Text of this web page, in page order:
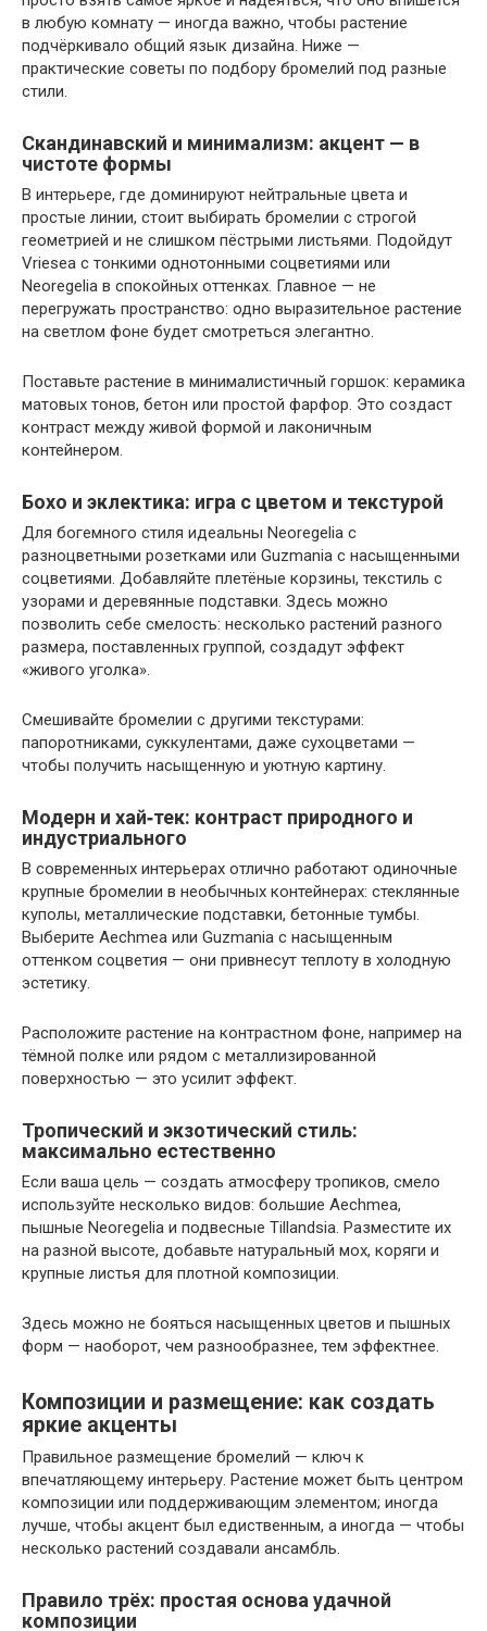
в любую комнату — иногда важно, чтобы растение
подчёркивало общий язык дизайна. Ниже —
практические советы по подбору бромелий под разные
стили.
Скандинавский и минимализм: акцент — в
чистоте формы
В интерьере, где доминируют нейтральные цвета и
простые линии, стоит выбирать бромелии с строгой
геометрией и не слишком пёстрыми листьями. Подойдут
Vriesea с тонкими однотонными соцветиями или
Neoregelia в спокойных оттенках. Главное — не
перегружать пространство: одно выразительное растение
на светлом фоне будет смотреться элегантно.
Поставьте растение в минималистичный горшок: керамика
матовых тонов, бетон или простой фарфор. Это создаст
контраст между живой формой и лаконичным
контейнером.
Бохо и эклектика: игра с цветом и текстурой
Для богемного стиля идеальны Neoregelia с
разноцветными розетками или Guzmania с насыщенными
соцветиями. Добавляйте плетёные корзины, текстиль с
узорами и деревянные подставки. Здесь можно
позволить себе смелость: несколько растений разного
размера, поставленных группой, создадут эффект
«живого уголка».
Смешивайте бромелии с другими текстурами:
папоротниками, суккулентами, даже сухоцветами —
чтобы получить насыщенную и уютную картину.
Модерн и хай‑тек: контраст природного и
индустриального
В современных интерьерах отлично работают одиночные
крупные бромелии в необычных контейнерах: стеклянные
куполы, металлические подставки, бетонные тумбы.
Выберите Aechmea или Guzmania с насыщенным
оттенком соцветия — они привнесут теплоту в холодную
эстетику.
Расположите растение на контрастном фоне, например на
тёмной полке или рядом с металлизированной
поверхностью — это усилит эффект.
Тропический и экзотический стиль:
максимально естественно
Если ваша цель — создать атмосферу тропиков, смело
используйте несколько видов: большие Aechmea,
пышные Neoregelia и подвесные Tillandsia. Разместите их
на разной высоте, добавьте натуральный мох, коряги и
крупные листья для плотной композиции.
Здесь можно не бояться насыщенных цветов и пышных
форм — наоборот, чем разнообразнее, тем эффектнее.
Композиции и размещение: как создать
яркие акценты
Правильное размещение бромелий — ключ к
впечатляющему интерьеру. Растение может быть центром
композиции или поддерживающим элементом; иногда
лучше, чтобы акцент был едиственным, а иногда — чтобы
несколько растений создавали ансамбль.
Правило трёх: простая основа удачной
композиции